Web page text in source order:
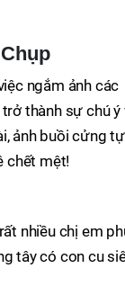
ngắm ảnh các
thành sự chú ý
ảnh buồi cửng tự
chết mệt!
nhiều chị em
tây có con cu